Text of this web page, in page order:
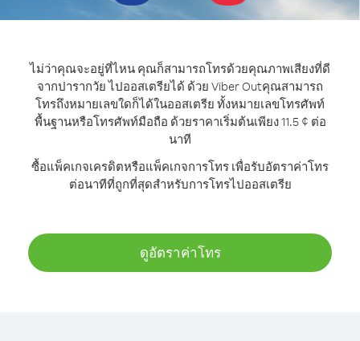
ไม่ว่าคุณจะอยู่ที่ไหน คุณก็สามารถโทรด้วยคุณภาพเสียงที่ดี
จากปารากวัย ไปออสเตรียได้ ด้วย Viber Outคุณสามารถ
โทรถึงหมายเลขใดก็ได้ในออสเตรีย ทั้งหมายเลขโทรศัพท์
พื้นฐานหรือโทรศัพท์มือถือ ด้วยราคาเริ่มต้นเพียง 11.5 ¢ ต่อ
นาที
ซื้อแพ็คเกจเครดิตหรือแพ็คเกจการโทร เพื่อรับอัตราค่าโทร
ต่อนาทีที่ถูกที่สุดสำหรับการโทรไปออสเตรีย
ดูอัตราค่าโทร